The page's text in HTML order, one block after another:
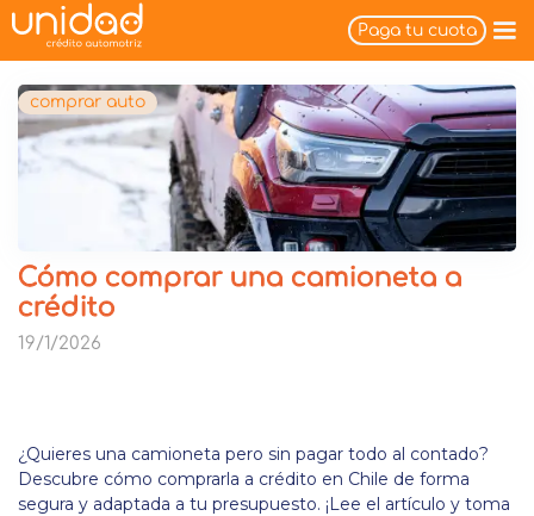
Paga tu cuota
comprar auto
Cómo comprar una camioneta a
crédito
19/1/2026
¿Quieres una camioneta pero sin pagar todo al contado?
Descubre cómo comprarla a crédito en Chile de forma
segura y adaptada a tu presupuesto. ¡Lee el artículo y toma